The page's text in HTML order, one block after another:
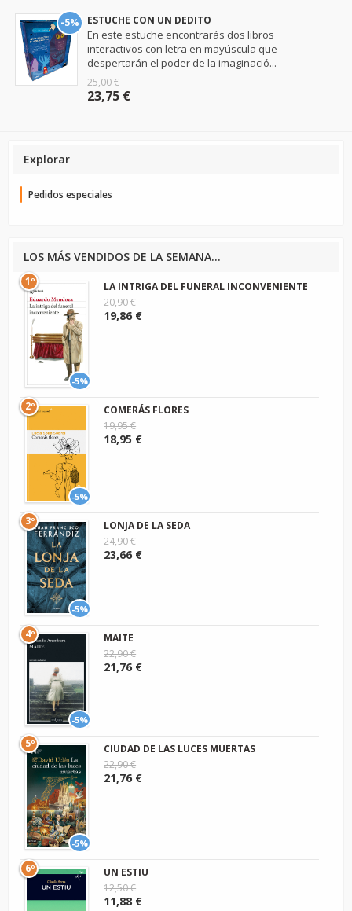
-5% ESTUCHE CON UN DEDITO
En este estuche encontrarás dos libros
interactivos con letra en mayúscula que
despertarán el poder de la imaginació...
25,00 €
23,75 €
Explorar
Pedidos especiales
LOS MÁS VENDIDOS DE LA SEMANA...
-5%
1º
LA INTRIGA DEL FUNERAL INCONVENIENTE
20,90 €
19,86 €
-5%
2º
COMERÁS FLORES
19,95 €
18,95 €
-5%
3º
LONJA DE LA SEDA
24,90 €
23,66 €
-5%
4º
MAITE
22,90 €
21,76 €
-5%
5º
CIUDAD DE LAS LUCES MUERTAS
22,90 €
21,76 €
6º
UN ESTIU
12,50 €
11,88 €